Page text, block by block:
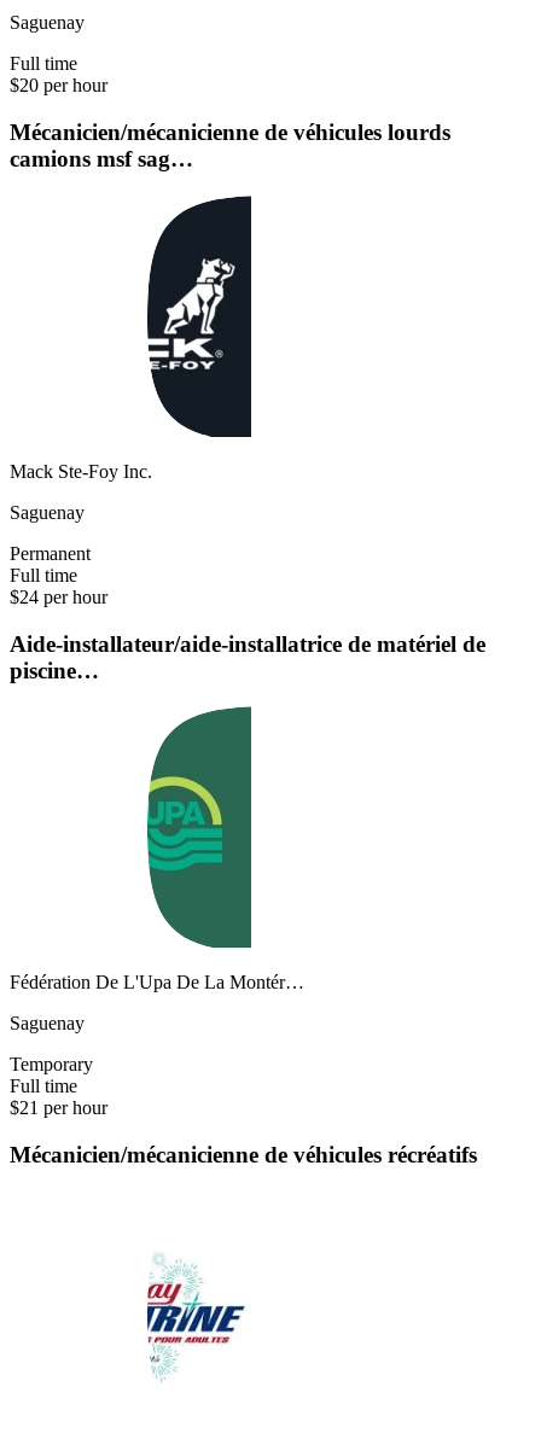
Saguenay
Full time
$20 per hour
Mécanicien/mécanicienne de véhicules lourds
camions msf sag…
Mack Ste-Foy Inc.
Saguenay
Permanent
Full time
$24 per hour
Aide-installateur/aide-installatrice de matériel de
piscine…
Fédération De L'Upa De La Montér…
Saguenay
Temporary
Full time
$21 per hour
Mécanicien/mécanicienne de véhicules récréatifs